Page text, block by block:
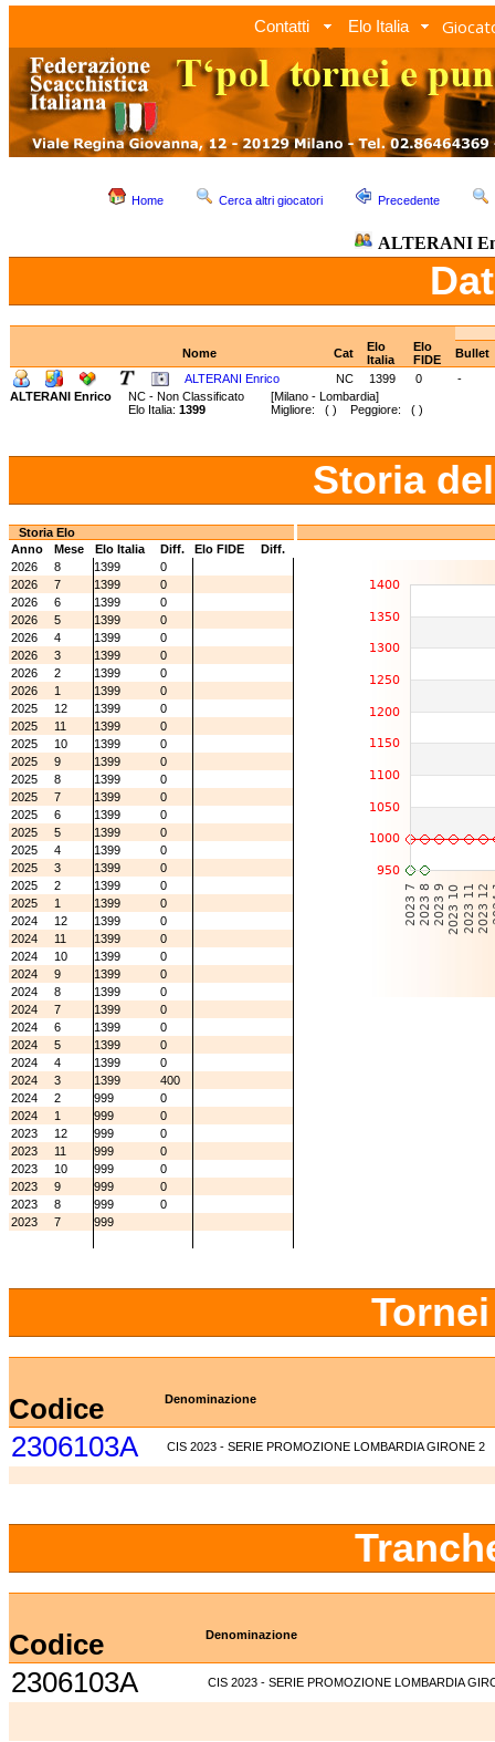
Contatti Elo Italia
Home Cerca altri giocatori Precedente
ALTERANI
Nome Cat
Elo
Italia
Elo
FIDE
Bullet
ALTERANI Enrico
NC 1399 0
-
ALTERANI Enrico
NC - Non Classificato [Milano - Lombardia]
Elo Italia: 1399 Migliore: ( ) Peggiore: ( )
Storia
Storia Elo
Anno
Mese Elo Italia Diff. Elo FIDE
Diff.
2026
8 1399
0
2026
7 1399
0
2026
6 1399
0
2026
5 1399
0
2026
4 1399
0
2026
3 1399
0
2026
2 1399
0
2026
1 1399
0
2025
12 1399
0
2025
11 1399
0
2025
10 1399
0
2025
9 1399
0
2025
8 1399
0
2025
7 1399
0
2025
6 1399
0
2025
5 1399
0
2025
4 1399
0
2025
3 1399
0
2025
2 1399
0
2025
1 1399
0
2024
12 1399
0
2024
11 1399
0
2024
10 1399
0
2024
9 1399
0
2024
8 1399
0
2024
7 1399
0
2024
6 1399
0
2024
5 1399
0
2024
4 1399
0
2024
3 1399
400
2024
2 999
0
2024
1 999
0
2023
12 999
0
2023
11 999
0
2023
10 999
0
2023
9 999
0
2023
8 999
0
2023
7 999
Codice Denominazione
2306103A CIS 2023 - SERIE PROMOZIONE LOMBARDIA GIRONE 2
Codice Denominazione
2306103A CIS 2023 - SERIE PROMOZIONE LOMBARDIA